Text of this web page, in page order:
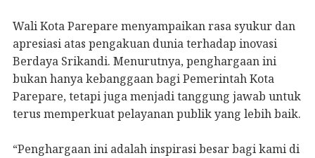
Wali Kota Parepare menyampaikan rasa syukur dan
apresiasi atas pengakuan dunia terhadap inovasi
Berdaya Srikandi. Menurutnya, penghargaan ini
bukan hanya kebanggaan bagi Pemerintah Kota
Parepare, tetapi juga menjadi tanggung jawab untuk
terus memperkuat pelayanan publik yang lebih baik.
“Penghargaan ini adalah inspirasi besar bagi kami di